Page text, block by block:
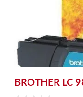
BROTHER LC